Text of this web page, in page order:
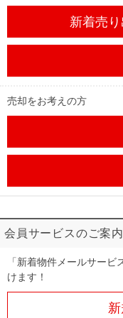
新着売
売却をお考えの方
会員サービスのご案内
「新着物件メールサー
けます！